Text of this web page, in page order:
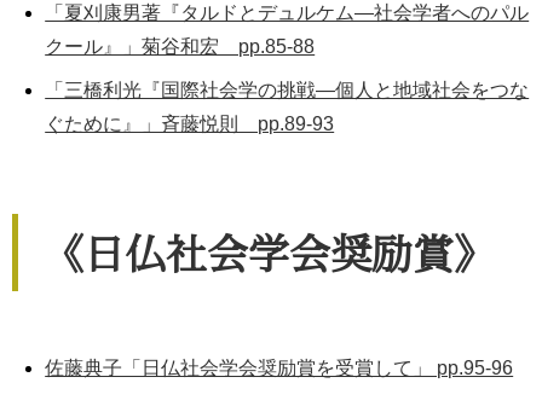
「夏刈康男著『タルドとデュルケム―社会学者へのパル
クール』」菊谷和宏 pp.85-88
「三橋利光『国際社会学の挑戦―個人と地域社会をつな
ぐために』」斉藤悦則 pp.89-93
《日仏社会学会奨励賞》
佐藤典子「日仏社会学会奨励賞を受賞して」 pp.95-96